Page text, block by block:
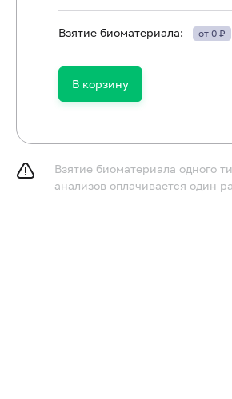
из рациона алкоголь в
(по согласованию с
Взятие биоматериала: от 0 ₽
В корзину
Взятие биоматериала одного
анализов оплачивается один